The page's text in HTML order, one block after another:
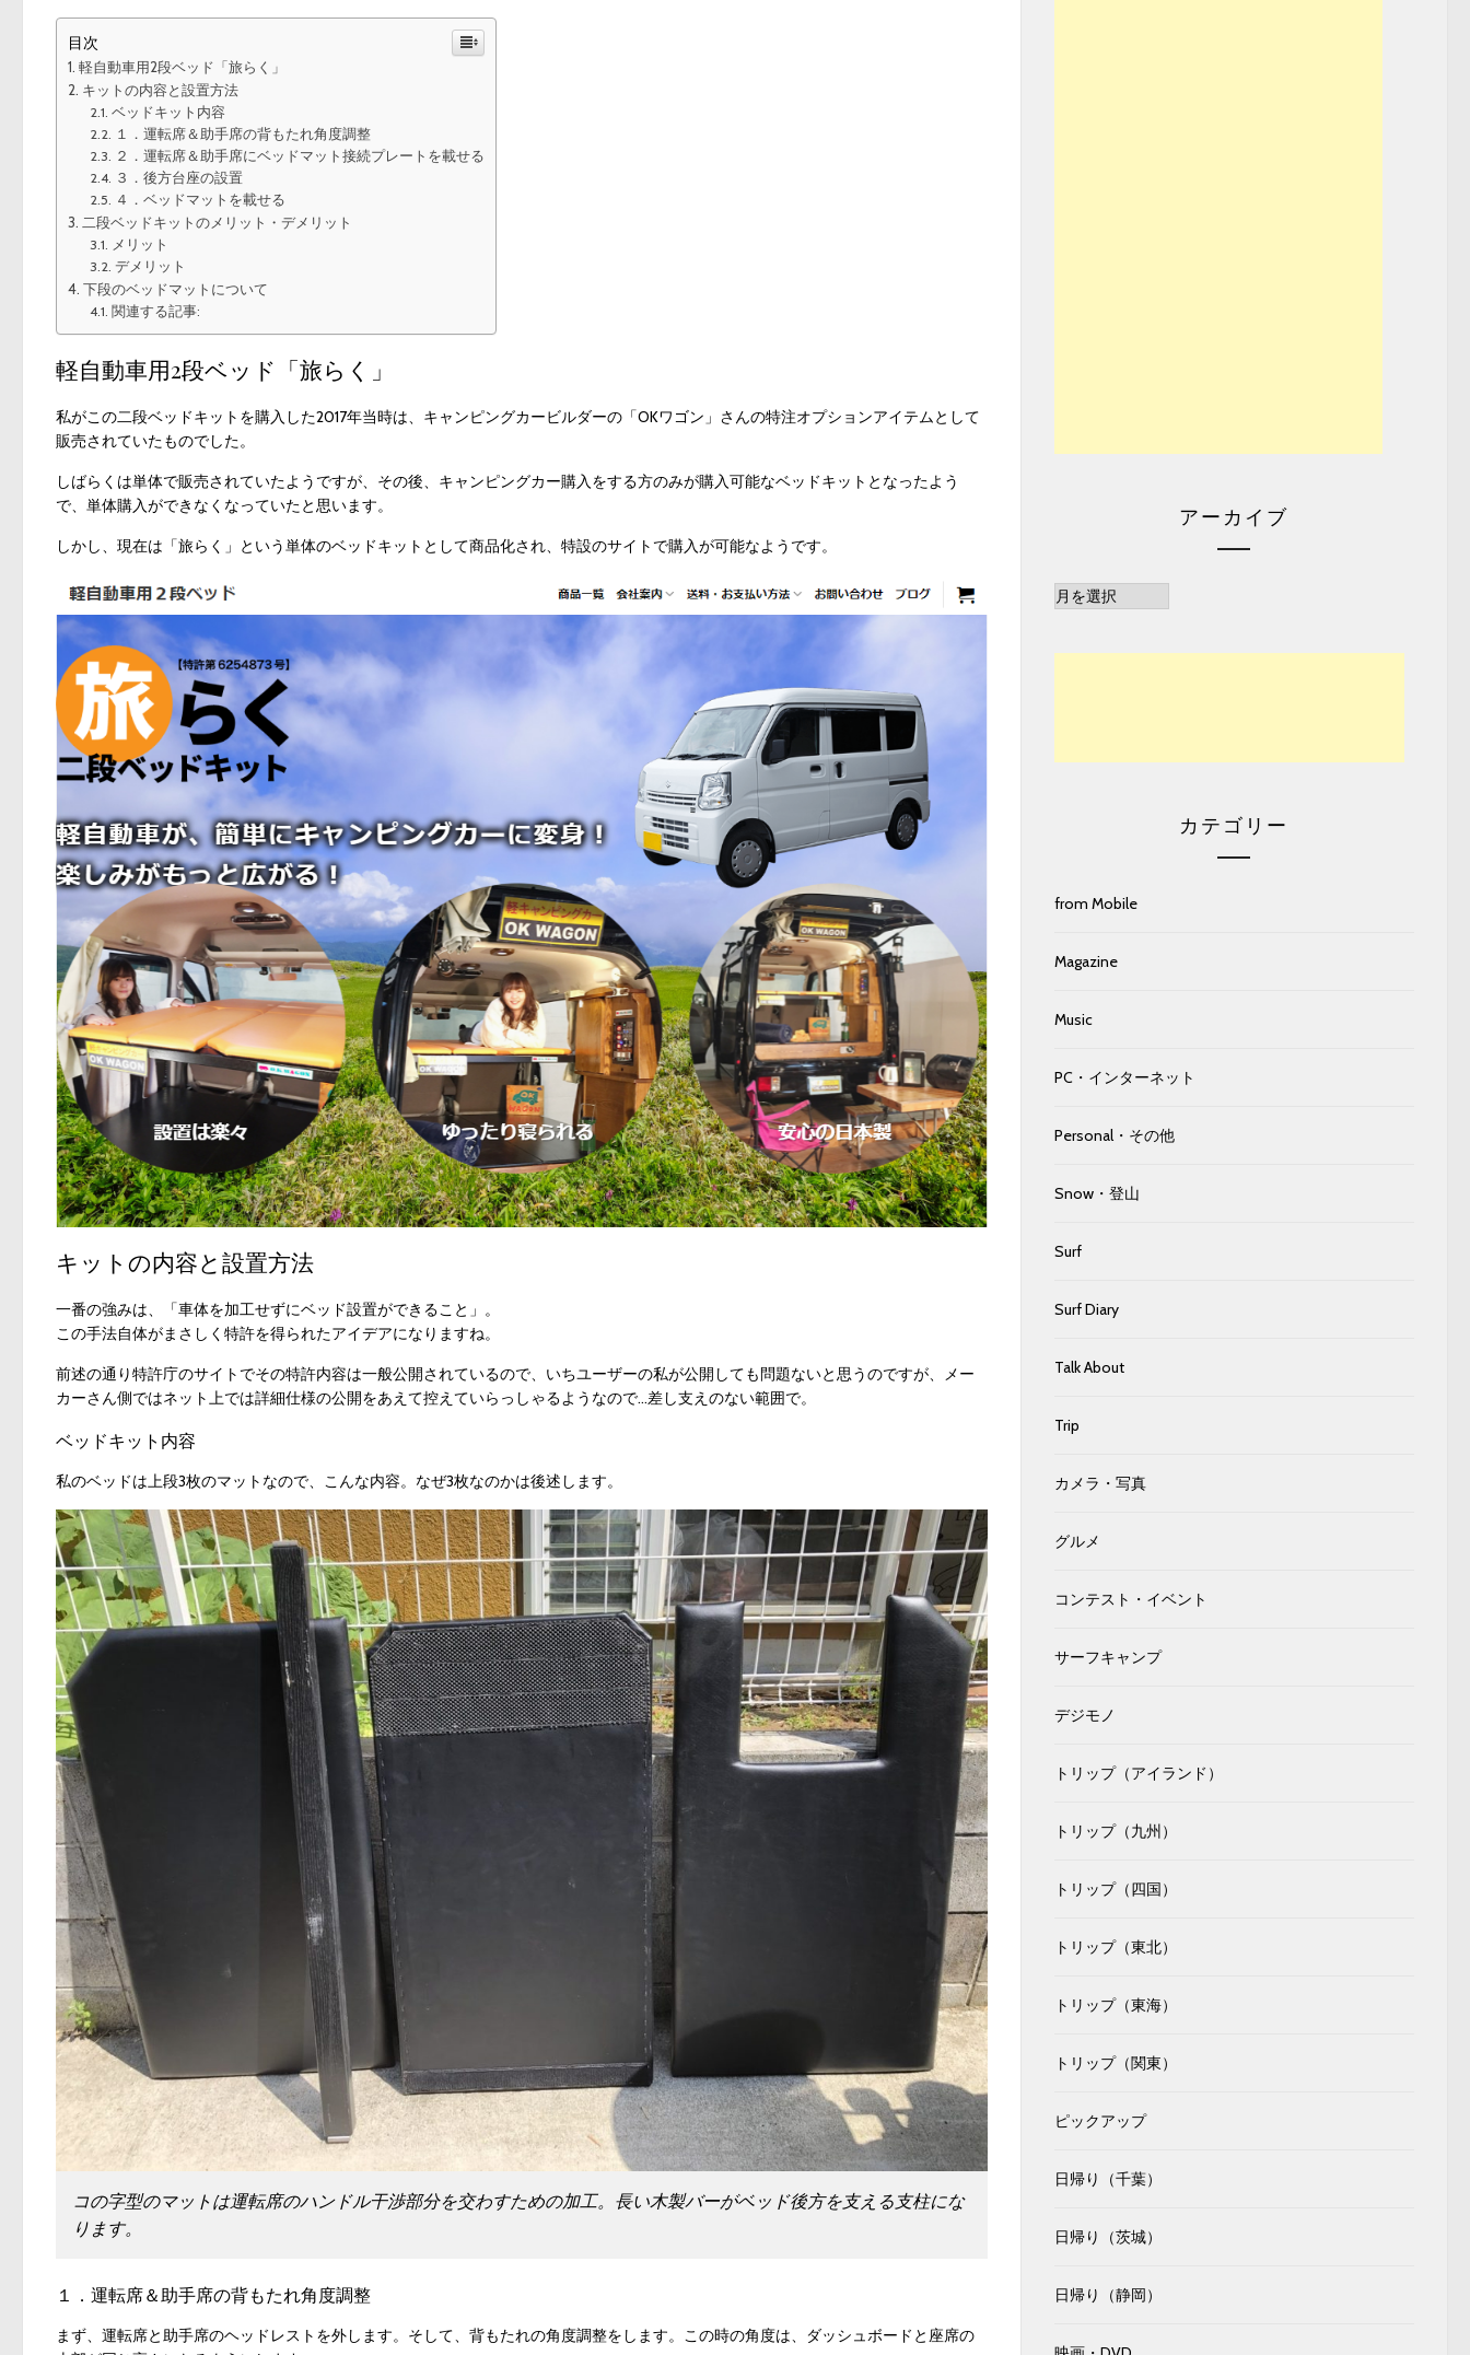
目次
軽自動車用2段ベッド「旅らく」
キットの内容と設置方法
ベッドキット内容
１．運転席＆助手席の背もたれ角度調整
２．運転席＆助手席にベッドマット接続プレートを載せる
３．後方台座の設置
４．ベッドマットを載せる
二段ベッドキットのメリット・デメリット
メリット
デメリット
下段のベッドマットについて
関連する記事:
軽自動車用2段ベッド「旅らく」
私がこの二段ベッドキットを購入した2017年当時は、キャンピングカービルダーの「OKワゴン 」さんの特注オプションアイテムとして
販売されていたものでした。
しばらくは単体で販売されていたようですが、その後、キャンピングカー購入をする方のみが購入可能なベッドキットとなったよう
で、単体購入ができなくなっていたと思います。
しかし、現在は「旅らく」という単体のベッドキットとして商品化され、 特設のサイト で購入が可能なようです。
キットの内容と設置方法
一番の強みは、「車体を加工せずにベッド設置ができること」。
この手法自体がまさしく特許を得られたアイデアになりますね。
前述の通り特許庁のサイトでその特許内容は一般公開されているので、いちユーザーの私が公開しても問題ないと思うのですが、メー
カーさん側ではネット上では詳細仕様の公開をあえて控えていらっしゃるようなので…差し支えのない範囲で。
ベッドキット内容
私のベッドは上段3枚のマットなので、こんな内容。なぜ3枚なのかは後述します。
コの字型のマットは運転席のハンドル干渉部分を交わすための加工。長い木製バーがベッド後方を支える支柱にな
ります。
１．運転席＆助手席の背もたれ角度調整
まず、運転席と助手席のヘッドレストを外します。そして、背もたれの角度調整をします。この時の角度は、ダッシュボードと座席の
アーカイブ
ア
カテゴリー
from Mobile
Magazine
Music
PC・インターネット
Personal・その他
Snow・登山
Surf
Surf Diary
Talk About
Trip
カメラ・写真
グルメ
コンテスト・イベント
サーフキャンプ
デジモノ
トリップ（アイランド）
トリップ（九州）
トリップ（四国）
トリップ（東北）
トリップ（東海）
トリップ（関東）
ピックアップ
日帰り（千葉）
日帰り（茨城）
日帰り（静岡）